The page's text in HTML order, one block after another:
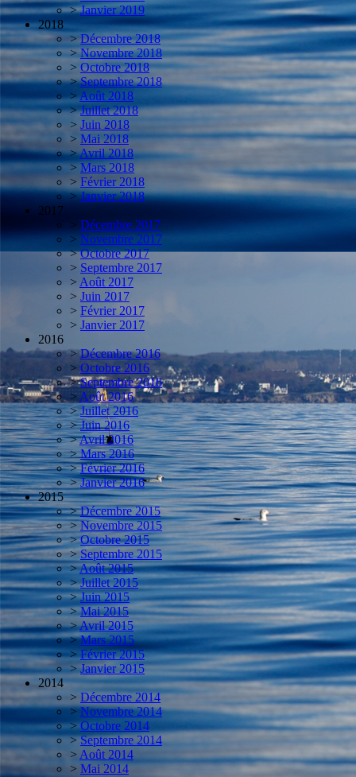
> Janvier 2019
2018
> Décembre 2018
> Novembre 2018
> Octobre 2018
> Septembre 2018
>Août 2018
> Juillet 2018
> Juin 2018
> Mai 2018
>Avril 2018
> Mars 2018
> Février 2018
> Janvier 2018
2017
> Décembre 2017
> Novembre 2017
> Octobre 2017
> Septembre 2017
> Août 2017
> Juin 2017
> Février 2017
> Janvier 2017
2016
> Décembre 2016
> Octobre 2016
> Septembre 2016
> Août 2016
> Juillet 2016
> Juin 2016
>Avril 2016
> Mars 2016
> Février 2016
> Janvier 2016
2015
> Décembre 2015
> Novembre 2015
> Octobre 2015
> Septembre 2015
>Août 2015
> Juillet 2015
> Juin 2015
> Mai 2015
>Avril 2015
> Mars 2015
> Février 2015
> Janvier 2015
2014
> Décembre 2014
> Novembre 2014
> Octobre 2014
> Septembre 2014
> Août 2014
> Mai 2014